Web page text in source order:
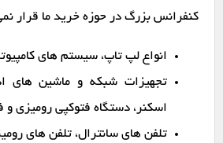
کنفرانس بزرگ در حوزه خرید ما قرار
انواع لپ تاپ، سیستم های
تجهیزات شبکه و ماشین های
اسکنر، دستگاه فتوکپی رومیزی
تلفن های سانترال، تلفن های